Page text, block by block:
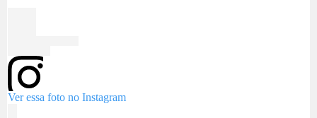
Ver essa foto no Instagram